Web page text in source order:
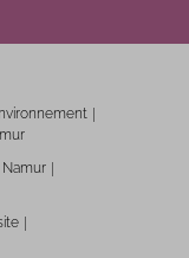
Namur